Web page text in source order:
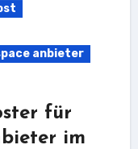
anbieter
für
im